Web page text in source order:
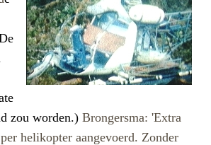
zou worden.) Brongersma: 'Extra
helikopter aangevoerd. Zonder